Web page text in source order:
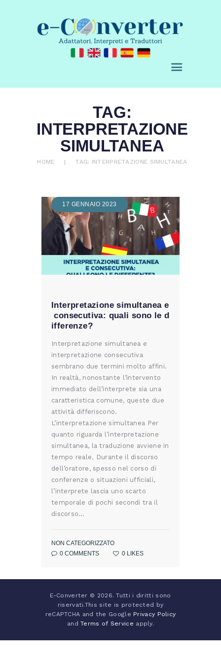
TAG:
INTERPRETAZIONE
SIMULTANEA
HOME TAG: INTERPRETAZIONE SIMULTANEA
E-CONVERTER - AGENZIA DI
TRADUZIONE
Adattatori, Interpreti e Traduttori
ACQUISTA
BLOG
€ 0,00
17 GENNAIO 2023
Interpretazione simultanea e
consecutiva: quali sono le d
ifferenze?
Interpretazione simultanea e
interpretazione consecutiva
sembrano due termini molto affini.
In realtà, nonostante l’intervento
immediato dell’interprete sia una
caratteristica comune, queste due
attività differiscono.
L’interpretazione simultanea Per
quanto riguarda l’interpretazione
simultanea, la traduzione avviene in
tempo reale. Durante il discorso
dell’oratore, spesso nel corso di
conferenze o situazioni ufficiali,
l’interprete lascia uno scarto
temporale di pochi secondi tra il
discorso…
NON CATEGORIZZATO
0 COMMENTS 0 LIKES
E-Converter © 2026. Tutti i diritti sono
riservati.This site is protected by
reCAPTCHA and the Google Privacy Policy
andTerms of Service apply.